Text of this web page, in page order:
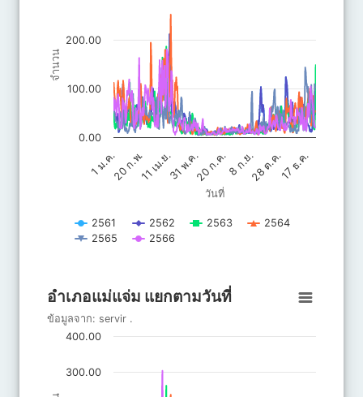
The chart has 1 Y axis displaying จำนวน. Data ranges from
วันที่
จำนวน
1 ม.ค. 20 ก.ค.
20 ก.พ.11 เม.ย.31 พ.ค. 8 ก.ย.28 ต.ค.17 ธ.ค.
0.00
100.00
200.00
2561 2562 2563
2564
2565
2566
อำเภอแม่แจ่ม แยกตามวันที่
Line chart with 6 lines.
ข้อมูลจาก: servir .
The chart has 1 Y axis displaying จำนวน. Data ranges from
อำเภอแม่แจ่ม แยกตามวันที่
ข้อมูลจาก: servir .
300.00
400.00